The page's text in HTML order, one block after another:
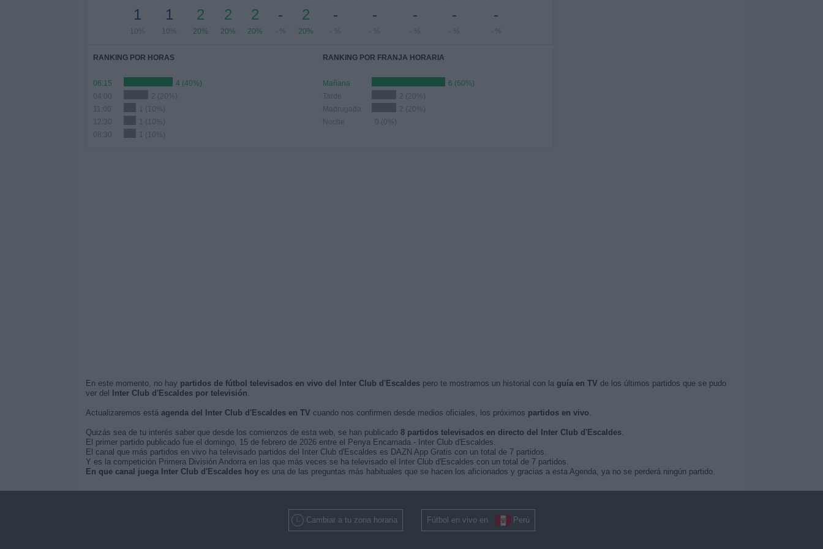
1
10%
1
10%
2
20%
2
20%
2
20%
-
- %
2
20%
-
- %
-
- %
-
- %
-
- %
-
- %
RANKING POR HORAS
06:15
4 (40%)
2 (20%)
1 (10%)
12:30
1 (10%)
08:30
1 (10%)
RANKING POR FRANJA HORARIA
Mañana
6 (60%)
Tarde
2 (20%)
Madrugada
2 (20%)
Noche
0 (0%)
En este momento, no hay partidos de fútbol televisados en vivo del Inter Club d'Escaldespero te mostramos un historial con la guía en TV de los últimos partidos que se pudo
ver del
Inter Club d'Escaldes por televisión.
Actualizaremos está agenda del Inter Club d'Escaldes en TV cuando nos confirmen desde medios oficiales, los próximos partidos en vivo.
Quizás sea de tu interés saber que desde los comienzos de esta web, se han publicado 8 partidos televisados en directo del Inter Club d'Escaldes.
El primer partido publicado fue el domingo, 15 de febrero de 2026 entre el Penya Encarnada - Inter Club d'Escaldes.
El canal que más partidos en vivo ha televisado partidos del Inter Club d'Escaldes es DAZN App Gratis con un total de 7 partidos.
Y es la competición Primera División Andorra en las que más veces se ha televisado el Inter Club d'Escaldes con un total de 7 partidos.
En que canal juega Inter Club d'Escaldes hoyes una de las preguntas más habituales que se hacen los aficionados y gracias a esta Agenda, ya no se perderá ningún partido.
Cambiar a tu zona horaria Fútbol en vivo en Perú